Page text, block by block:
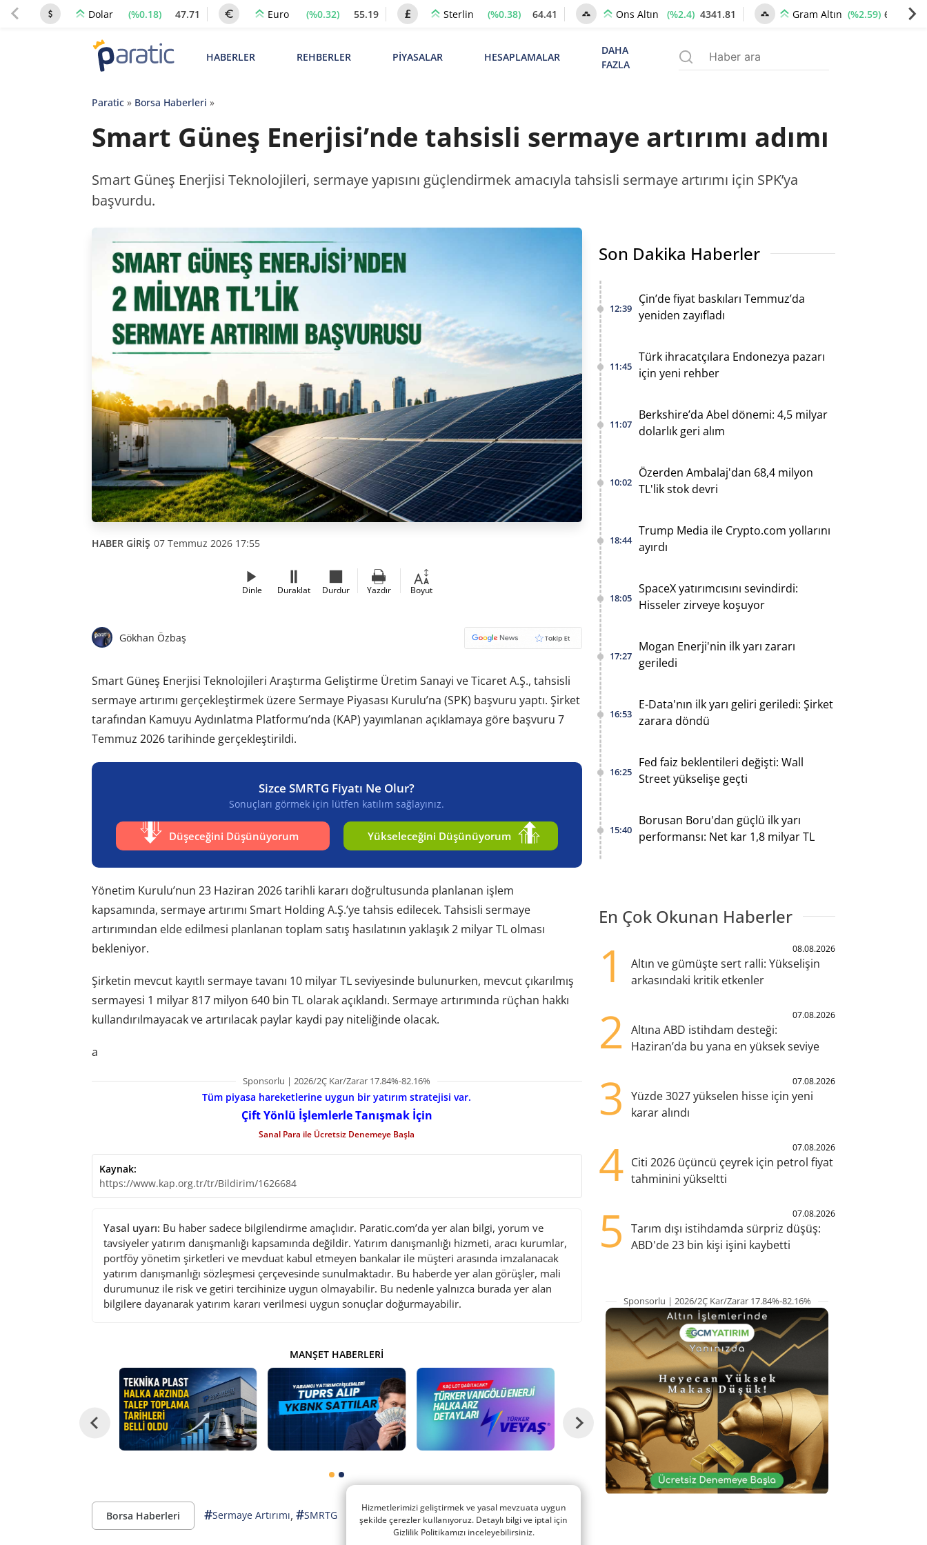
Dolar (%0.18) 47.71 Euro (%0.32) 55.19 Sterlin (%0.38) 64.41 Ons Altın (%2.4) 4341.81 Gram Altın (%2.59) 6660.55
HABERLER REHBERLER PİYASALAR HESAPLAMALAR
DAHA
FAZLA
Paratic» Borsa Haberleri »
Smart Güneş Enerjisi’nde tahsisli sermaye artırımı adımı
Smart Güneş Enerjisi Teknolojileri, sermaye yapısını güçlendirmek amacıyla tahsisli sermaye artırımı için SPK’ya
başvurdu.
HABER GİRİŞ 07 Temmuz 2026 17:55
Dinle Duraklat Durdur Yazdır Boyut
Gökhan Özbaş
Smart Güneş Enerjisi Teknolojileri Araştırma Geliştirme Üretim Sanayi ve Ticaret A.Ş., tahsisli
sermaye artırımı gerçekleştirmek üzere Sermaye Piyasası Kurulu’na (SPK) başvuru yaptı. Şirket
tarafından Kamuyu Aydınlatma Platformu’nda (KAP) yayımlanan açıklamaya göre başvuru 7
Temmuz 2026 tarihinde gerçekleştirildi.
Sizce SMRTG Fiyatı Ne Olur?
Sonuçları görmek için lütfen katılım sağlayınız.
Düşeceğini Düşünüyorum Yükseleceğini Düşünüyorum
Yönetim Kurulu’nun 23 Haziran 2026 tarihli kararı doğrultusunda planlanan işlem
kapsamında, sermaye artırımı Smart Holding A.Ş.’ye tahsis edilecek. Tahsisli sermaye
artırımından elde edilmesi planlanan toplam satış hasılatının yaklaşık 2 milyar TL olması
bekleniyor.
Şirketin mevcut kayıtlı sermaye tavanı 10 milyar TL seviyesinde bulunurken, mevcut çıkarılmış
sermayesi 1 milyar 817 milyon 640 bin TL olarak açıklandı. Sermaye artırımında rüçhan hakkı
kullandırılmayacak ve artırılacak paylar kaydi pay niteliğinde olacak.
a
Sponsorlu | 2026/2Ç Kar/Zarar 17.84%-82.16%
Tüm piyasa hareketlerine uygun bir yatırım stratejisi var.
Çift Yönlü İşlemlerle Tanışmak İçin
Sanal Para ile Ücretsiz Denemeye Başla
Kaynak:
https://www.kap.org.tr/tr/Bildirim/1626684
Yasal uyarı: Bu haber sadece bilgilendirme amaçlıdır. Paratic.com’da yer alan bilgi, yorum ve
tavsiyeler yatırım danışmanlığı kapsamında değildir. Yatırım danışmanlığı hizmeti, aracı kurumlar,
portföy yönetim şirketleri ve mevduat kabul etmeyen bankalar ile müşteri arasında imzalanacak
yatırım danışmanlığı sözleşmesi çerçevesinde sunulmaktadır. Bu haberde yer alan görüşler, mali
durumunuz ile risk ve getiri tercihinize uygun olmayabilir. Bu nedenle yalnızca burada yer alan
bilgilere dayanarak yatırım kararı verilmesi uygun sonuçlar doğurmayabilir.
MANŞET HABERLERI
Borsa Haberleri #Sermaye Artırımı, #SMRTG
Son Dakika Haberler
12:39
Çin’de fiyat baskıları Temmuz’da
yeniden zayıfladı
11:45
Türk ihracatçılara Endonezya pazarı
için yeni rehber
11:07
Berkshire’da Abel dönemi: 4,5 milyar
dolarlık geri alım
10:02
Özerden Ambalaj'dan 68,4 milyon
TL'lik stok devri
18:44
Trump Media ile Crypto.com yollarını
ayırdı
18:05
SpaceX yatırımcısını sevindirdi:
Hisseler zirveye koşuyor
17:27
Mogan Enerji'nin ilk yarı zararı
geriledi
16:53
E-Data'nın ilk yarı geliri geriledi: Şirket
zarara döndü
16:25
Fed faiz beklentileri değişti: Wall
Street yükselişe geçti
15:40
Borusan Boru'dan güçlü ilk yarı
performansı: Net kar 1,8 milyar TL
En Çok Okunan Haberler
1 08.08.2026
Altın ve gümüşte sert ralli: Yükselişin
arkasındaki kritik etkenler
2 07.08.2026
Altına ABD istihdam desteği:
Haziran’da bu yana en yüksek seviye
3 07.08.2026
Yüzde 3027 yükselen hisse için yeni
karar alındı
4 07.08.2026
Citi 2026 üçüncü çeyrek için petrol fiyat
tahminini yükseltti
5 07.08.2026
Tarım dışı istihdamda sürpriz düşüş:
ABD'de 23 bin kişi işini kaybetti
Sponsorlu | 2026/2Ç Kar/Zarar 17.84%-82.16%
Hizmetlerimizi geliştirmek ve yasal mevzuata uygun
şekilde çerezler kullanıyoruz. Detaylı bilgi ve iptal için
Gizlilik Politikamızı inceleyebilirsiniz.